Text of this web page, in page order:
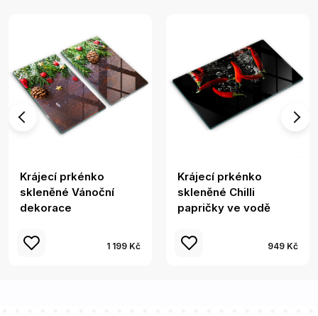
Krájecí prkénko
skleněné Vánoční
dekorace
1 199 Kč
Krájecí prkénko
skleněné Chilli
papričky ve vodě
949 Kč